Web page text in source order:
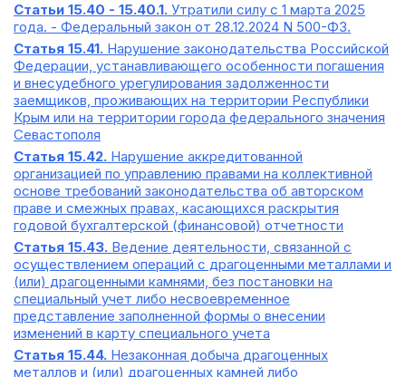
Статьи 15.40 - 15.40.1. Утратили силу с 1 марта 2025
года. - Федеральный закон от 28.12.2024 N 500-ФЗ.
Статья 15.41. Нарушение законодательства Российской
Федерации, устанавливающего особенности погашения
и внесудебного урегулирования задолженности
заемщиков, проживающих на территории Республики
Крым или на территории города федерального значения
Севастополя
Статья 15.42. Нарушение аккредитованной
организацией по управлению правами на коллективной
основе требований законодательства об авторском
праве и смежных правах, касающихся раскрытия
годовой бухгалтерской (финансовой) отчетности
Статья 15.43. Ведение деятельности, связанной с
осуществлением операций с драгоценными металлами и
(или) драгоценными камнями, без постановки на
специальный учет либо несвоевременное
представление заполненной формы о внесении
изменений в карту специального учета
Статья 15.44. Незаконная добыча драгоценных
металлов и (или) драгоценных камней либо